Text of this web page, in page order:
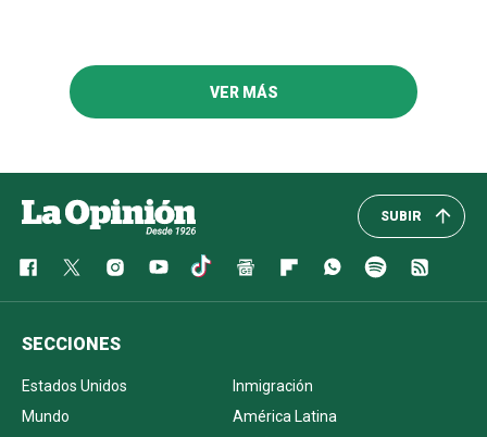
VER MÁS
SUBIR
SECCIONES
Estados Unidos
Inmigración
Mundo
América Latina